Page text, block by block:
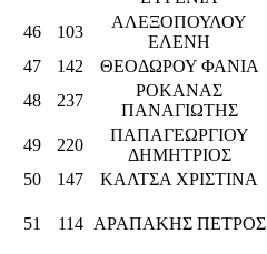
46 103
ΑΛΕΞΟΠΟΥΛΟΥ
ΕΛΕΝΗ
47
142 ΘΕΟΔΩΡΟΥ ΦΑΝΙΑ
48
237
ΡΟΚΑΝΑΣ
ΠΑΝΑΓΙΩΤΗΣ
49 220
ΠΑΠΑΓΕΩΡΓΙΟΥ
ΔΗΜΗΤΡΙΟΣ
50
147 ΚΑΛΤΣΑ ΧΡΙΣΤΙΝΑ
51 114 ΑΡΑΠΑΚΗΣ ΠΕΤΡΟΣ